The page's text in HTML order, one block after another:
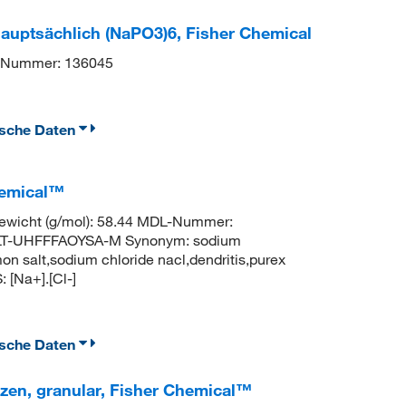
(NaPO3)6, Fisher Chemical
136045
Daten
(g/mol): 58.44 MDL-Nummer:
UHFFFAOYSA-M Synonym: sodium
salt,sodium chloride nacl,dendritis,purex
[Na+].[Cl-]
Daten
granular, Fisher Chemical™